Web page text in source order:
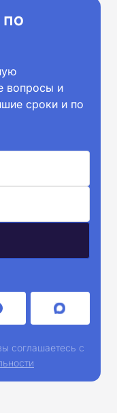
вопросы и
сроки и по
соглашаетесь с